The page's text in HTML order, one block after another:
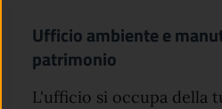
Ufficio ambiente e
patrimonio
L'ufficio si occupa della